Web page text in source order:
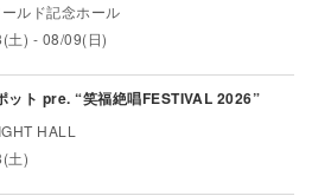
ルド記念ホール
土) - 08/09(日)
ット pre. “笑福絶唱FESTIVAL 2026”
HALL
土)